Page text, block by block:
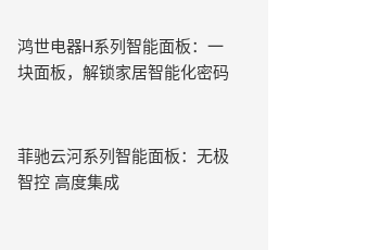
鸿世电器H系列智能面板：一
块面板，解锁家居智能化密码
菲驰云河系列智能面板：无极
智控 高度集成